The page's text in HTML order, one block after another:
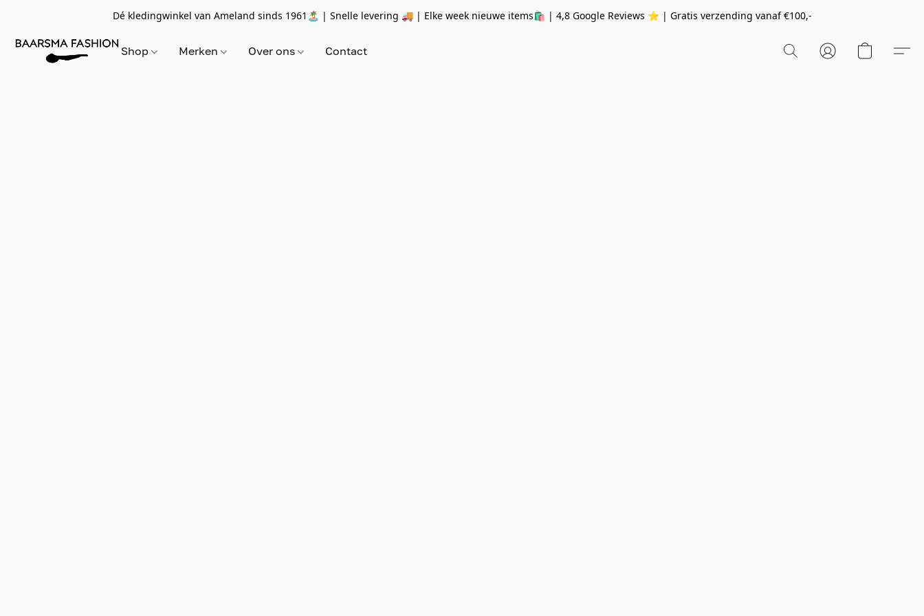
Dé kledingwinkel van Ameland sinds 1961🏝 | Snelle levering 🚚 | Elke week nieuwe items🛍 | 4,8 Google Reviews ⭐️ | Gratis verzending vanaf€100,-
Shop Merken Over ons Contact